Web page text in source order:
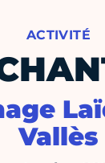
ACTIVITÉ
Vallès